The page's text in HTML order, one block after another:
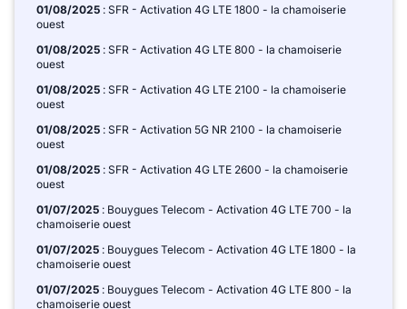
01/08/2025 : SFR - Activation 4G LTE 1800 - la chamoiserie
ouest
01/08/2025 : SFR - Activation 4G LTE 800 - la chamoiserie
ouest
01/08/2025 : SFR - Activation 4G LTE 2100 - la chamoiserie
ouest
01/08/2025 : SFR - Activation 5G NR 2100 - la chamoiserie
ouest
01/08/2025 : SFR - Activation 4G LTE 2600 - la chamoiserie
ouest
01/07/2025 : Bouygues Telecom - Activation 4G LTE 700 - la
chamoiserie ouest
01/07/2025 : Bouygues Telecom - Activation 4G LTE 1800 - la
chamoiserie ouest
01/07/2025 : Bouygues Telecom - Activation 4G LTE 800 - la
chamoiserie ouest